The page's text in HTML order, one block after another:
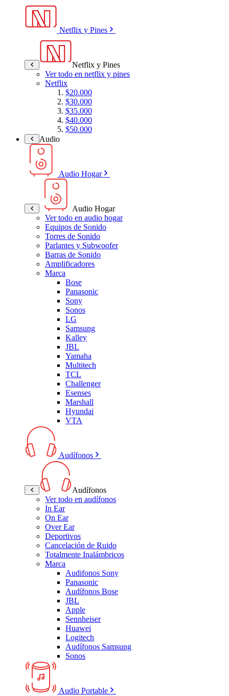
Netflix y Pines
Netflix y Pines
Ver todo en netflix y pines
Netflix
$20.000
$30.000
$35.000
$40.000
$50.000
Audio
Audio Hogar
Audio Hogar
Ver todo en audio hogar
Equipos de Sonido
Torres de Sonido
Parlantes y Subwoofer
Barras de Sonido
Amplificadores
Marca
Bose
Panasonic
Sony
Sonos
LG
Samsung
Kalley
JBL
Yamaha
Multitech
TCL
Challenger
Esenses
Marshall
Hyundai
VTA
Audífonos
Audífonos
Ver todo en audífonos
In Ear
On Ear
Over Ear
Deportivos
Cancelación de Ruido
Totalmente Inalámbricos
Marca
Audifonos Sony
Panasonic
Audífonos Bose
JBL
Apple
Sennheiser
Huawei
Logitech
Audífonos Samsung
Sonos
Audio Portable